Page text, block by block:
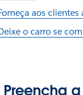
aos
o carro se
Preencha